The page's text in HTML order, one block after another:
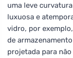
uma leve
luxuosa e
vidro, por
de
projetada para